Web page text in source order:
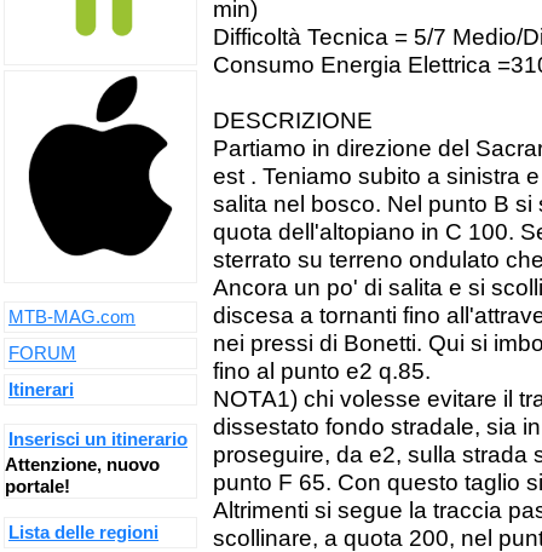
min)
Difficoltà Tecnica = 5/7 Medio/
Consumo Energia Elettrica
DESCRIZIONE
Partiamo in direzione del
est . Teniamo subito a sinistra
salita nel bosco. Nel punto B
quota dell'altopiano in C 100.
sterrato su terreno ondulato
Ancora un po' di salita e si
discesa a tornanti fino
nei pressi di Bonetti. Qui si
fino al punto e2 q.85.
NOTA1) chi volesse evitare il
dissestato fondo stradale, sia
proseguire, da e2, sulla strada
punto F 65. Con questo taglio
Altrimenti si segue la traccia
scollinare, a quota 200, nel
MTB-MAG.com
FORUM
Itinerari
Inserisci un itinerario
Attenzione, nuovo
portale!
Lista delle regioni